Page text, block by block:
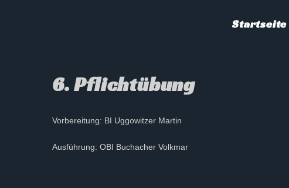
Startseite
6. Pflichtübung
Vorbereitung: BI Uggowitzer Martin
Ausführung: OBI Buchacher Volkmar